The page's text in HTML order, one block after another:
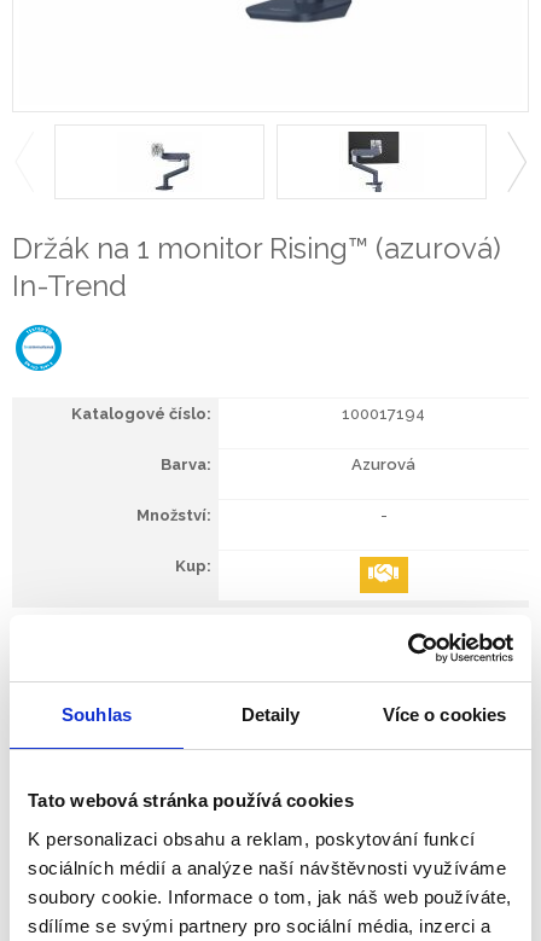
Souhlas Detaily Více o cookies
Tato webová stránka používá cookies
K personalizaci obsahu a reklam, poskytování funkcí
sociálních médií a analýze naší návštěvnosti využíváme
soubory cookie. Informace o tom, jak náš web používáte,
sdílíme se svými partnery pro sociální média, inzerci a
Držák na 1 monitor Rising™ (azurová)
In-Trend
100017194
Azurová
-
Azurová Modrošedá Hvězdný prach
a stylech, ideálně přizpůsobené každému prostředí
a pracovišti.
Jednoduchá montáž – montáž jediným kliknutím zkracuje
dobu montáže a usnadňuje opětovnou konfiguraci.
Systém SnapKinect™– umožňuje snadné přidávání